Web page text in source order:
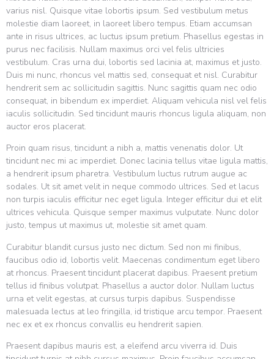
varius nisl. Quisque vitae lobortis ipsum. Sed vestibulum metus
molestie diam laoreet, in laoreet libero tempus. Etiam accumsan
ante in risus ultrices, ac luctus ipsum pretium. Phasellus egestas in
purus nec facilisis. Nullam maximus orci vel felis ultricies
vestibulum. Cras urna dui, lobortis sed lacinia at, maximus et justo.
Duis mi nunc, rhoncus vel mattis sed, consequat et nisl. Curabitur
hendrerit sem ac sollicitudin sagittis. Nunc sagittis quam nec odio
consequat, in bibendum ex imperdiet. Aliquam vehicula nisl vel felis
iaculis sollicitudin. Sed tincidunt mauris rhoncus ligula aliquam, non
auctor eros placerat.
Proin quam risus, tincidunt a nibh a, mattis venenatis dolor. Ut
tincidunt nec mi ac imperdiet. Donec lacinia tellus vitae ligula mattis,
a hendrerit ipsum pharetra. Vestibulum luctus rutrum augue ac
sodales. Ut sit amet velit in neque commodo ultrices. Sed et lacus
non turpis iaculis efficitur nec eget ligula. Integer efficitur dui et elit
ultrices vehicula. Quisque semper maximus vulputate. Nunc dolor
justo, tempus ut maximus ut, molestie sit amet quam.
Curabitur blandit cursus justo nec dictum. Sed non mi finibus,
faucibus odio id, lobortis velit. Maecenas condimentum eget libero
at rhoncus. Praesent tincidunt placerat dapibus. Praesent pretium
tellus id finibus volutpat. Phasellus a auctor dolor. Nullam luctus
urna et velit egestas, at cursus turpis dapibus. Suspendisse
malesuada lectus at leo fringilla, id tristique arcu tempor. Praesent
nec ex et ex rhoncus convallis eu hendrerit sapien.
Praesent dapibus mauris est, a eleifend arcu viverra id. Duis